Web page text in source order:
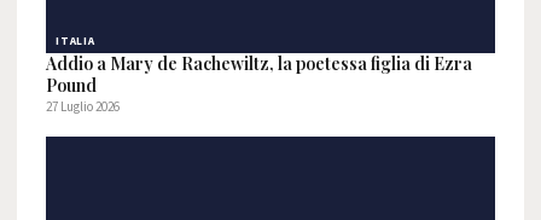
ITALIA
Addio a Mary de Rachewiltz, la poetessa figlia di Ezra
Pound
27 Luglio 2026